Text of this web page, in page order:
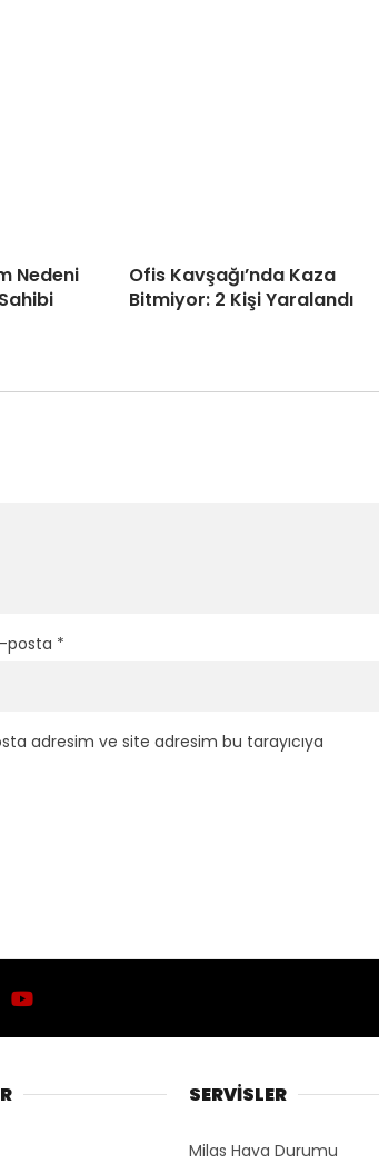
Nedeni
Ofis Kavşağı’nda Kaza
Bitmiyor: 2 Kişi Yaralandı
posta *
adresim ve site adresim bu tarayıcıya
SERVİSLER
Milas Hava Durumu